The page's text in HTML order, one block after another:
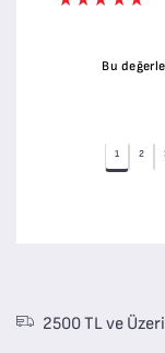
Bu
1 2
2500 TL ve